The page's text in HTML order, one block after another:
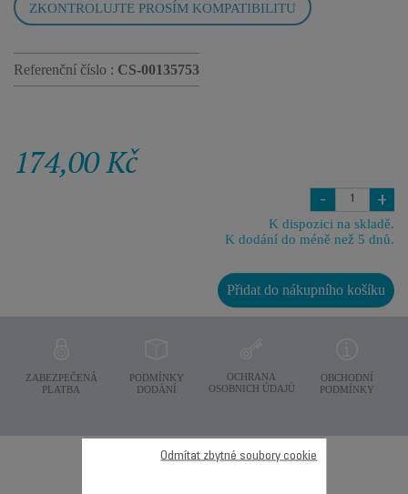
ZKONTROLUJTE PROSÍM KOMPATIBILITU
Referenční číslo : CS-00135753
174,00 Kč
- +
K dispozici na skladě.
K dodání do méně než 5 dnů.
Přidat do nákupního košíku
ZABEZPEČENÁ
PLATBA
PODMÍNKY
DODÁNÍ
OCHRANA
OSOBNICH ÚDAJÙ
OBCHODNÍ
PODMÍNKY
Další doporučené
Odmítat zbytné soubory cookie